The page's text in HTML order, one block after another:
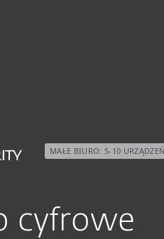
MAŁE BIURO: 5-10 URZĄDZEŃ
cyfrowe